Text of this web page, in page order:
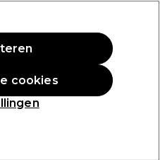
Aanmelden
cookies